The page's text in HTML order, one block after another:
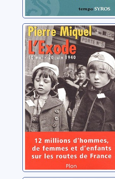
L'exode: 10 mai -
20 juin 1940
Miquel, Pierre